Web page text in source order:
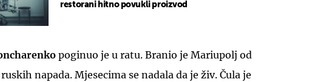
restorani hitno povukli proizvod
poginuo je u ratu. Branio je Mariupolj od
napada. Mjesecima se nadala da je živ. Čula je